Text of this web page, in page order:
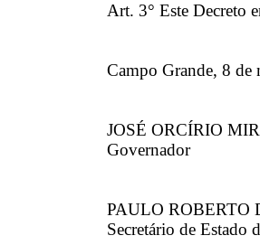
Art. 3° Este Decreto
Campo Grande, 8 de
JOSÉ ORCÍRIO
Governador
PAULO ROBERTO
Secretário de Estado